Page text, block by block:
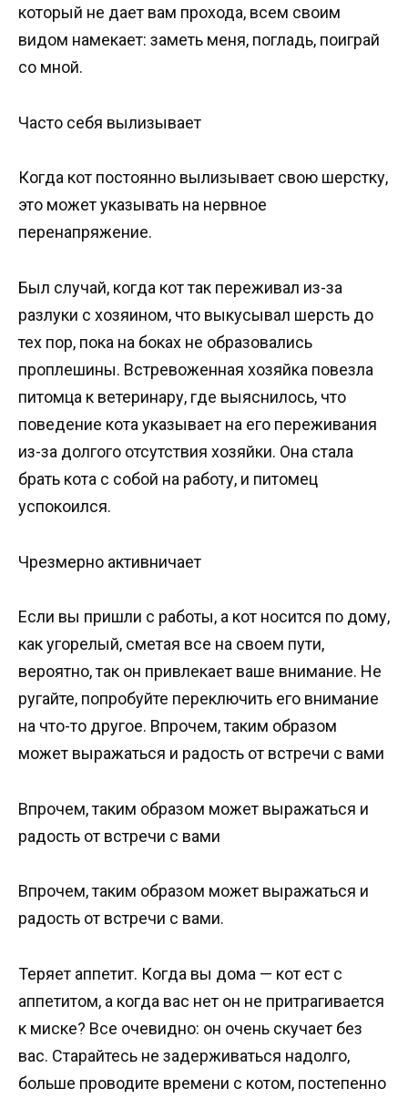
который не дает вам прохода, всем своим
видом намекает: заметь меня, погладь, поиграй
со мной.
Часто себя вылизывает
Когда кот постоянно вылизывает свою шерстку,
это может указывать на нервное
перенапряжение.
Был случай, когда кот так переживал из-за
разлуки с хозяином, что выкусывал шерсть до
тех пор, пока на боках не образовались
проплешины. Встревоженная хозяйка повезла
питомца к ветеринару, где выяснилось, что
поведение кота указывает на его переживания
из-за долгого отсутствия хозяйки. Она стала
брать кота с собой на работу, и питомец
успокоился.
Чрезмерно активничает
Если вы пришли с работы, а кот носится по дому,
как угорелый, сметая все на своем пути,
вероятно, так он привлекает ваше внимание. Не
ругайте, попробуйте переключить его внимание
на что-то другое. Впрочем, таким образом
может выражаться и радость от встречи с вами
Впрочем, таким образом может выражаться и
радость от встречи с вами
Впрочем, таким образом может выражаться и
радость от встречи с вами.
Теряет аппетит. Когда вы дома — кот ест с
аппетитом, а когда вас нет он не притрагивается
к миске? Все очевидно: он очень скучает без
вас. Старайтесь не задерживаться надолго,
больше проводите времени с котом, постепенно